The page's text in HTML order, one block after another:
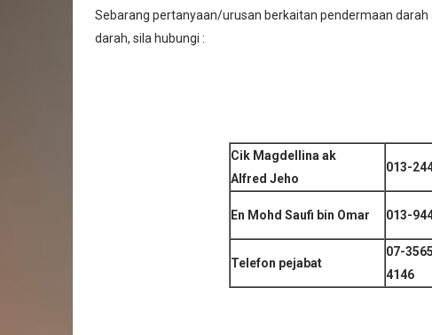
Sebarang pertanyaan/urusan berkaitan pendermaan
darah, sila hubungi :
Cik Magdellina ak
Alfred Jeho
013-
En Mohd Saufi bin Omar 013-
Telefon pejabat
07-
4146